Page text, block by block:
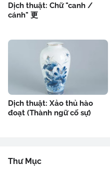
Dịch thuật: Chữ "canh /
cánh" 更
Dịch thuật: Xảo thủ hào
đoạt (Thành ngữ cố sự)
Thư Mục